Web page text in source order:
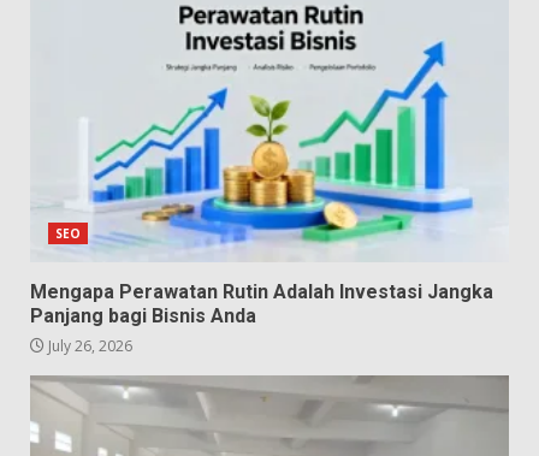
SEO
Mengapa Perawatan Rutin Adalah Investasi Jangka
Panjang bagi Bisnis Anda
July 26, 2026